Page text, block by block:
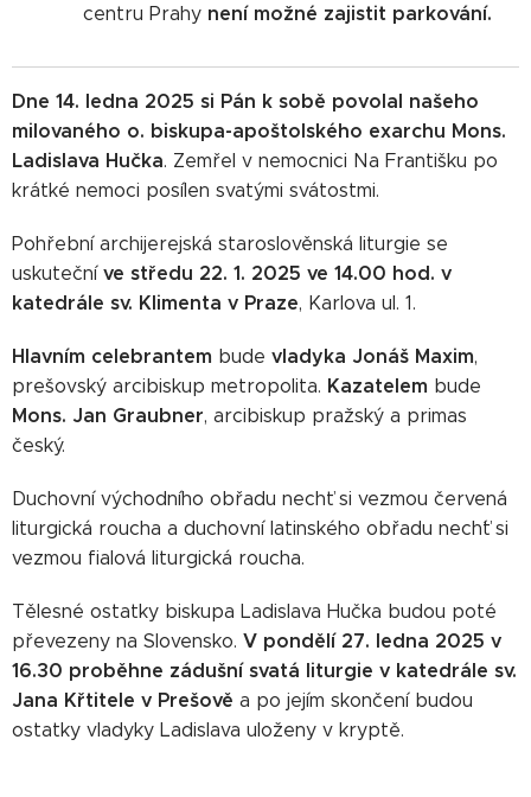
centru Prahy není možné zajistit parkování.
Dne 14. ledna 2025 si Pán k sobě povolal našeho
milovaného o. biskupa-apoštolského exarchu Mons.
Ladislava Hučka. Zemřel v nemocnici Na Františku po
krátké nemoci posílen svatými svátostmi.
Pohřební archijerejská staroslověnská liturgie se
uskuteční ve středu 22. 1. 2025 ve 14.00 hod. v
katedrále sv. Klimenta v Praze, Karlova ul. 1.
Hlavním celebrantem bude vladyka Jonáš Maxim,
prešovský arcibiskup metropolita. Kazatelem bude
Mons. Jan Graubner, arcibiskup pražský a primas
český.
Duchovní východního obřadu nechť si vezmou červená
liturgická roucha a duchovní latinského obřadu nech´ť si
vezmou fialová liturgická roucha.
Tělesné ostatky biskupa Ladislava Hučka budou poté
převezeny na Slovensko. V pondělí 27. ledna 2025 v
16.30 proběhne zádušní svatá liturgie v katedrále sv.
Jana Křtitele v Prešově a po jejím skončení budou
ostatky vladyky Ladislava uloženy v kryptě.